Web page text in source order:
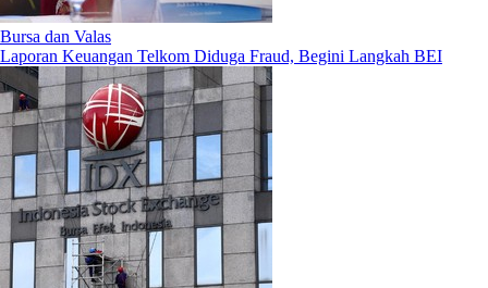
Bursa dan Valas
Laporan Keuangan Telkom Diduga Fraud, Begini Langkah BEI